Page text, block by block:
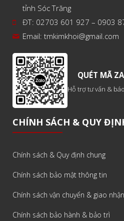
tỉnh Sóc Trăng
ĐT: 02703 601 927 – 0903
Email: tmkimkhoi@gmail.com
QUÉT MÃ
Hỗ trợ tư vấn &
CHÍNH SÁCH & QUY
Chính sách & Quy định chung
Chính sách bảo mật thông tin
Chính sách vận chuyển & giao nhận
Chính sách bảo hành & bảo trì